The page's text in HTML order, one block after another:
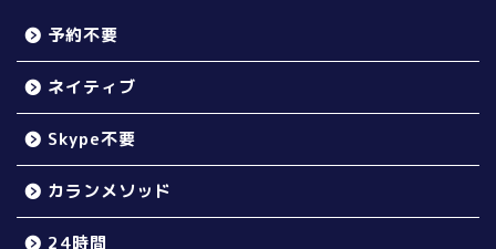
予約不要
ネイティブ
Skype不要
カランメソッド
24時間